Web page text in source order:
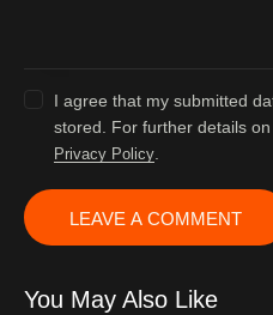
I agree that my submitted
stored. For further details
Privacy Policy
You May Also Like